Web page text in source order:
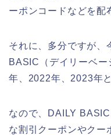
ーポンコードなどを配
それに、多分ですが、
BASIC（デイリーベ
年、2022年、2023年
なので、DAILY
な割引クーポンやクー